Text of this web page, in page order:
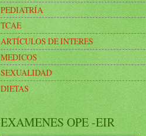
PEDIATRÍA
TCAE
ARTÍCULOS DE INTERES
MEDICOS
SEXUALIDAD
DIETAS
EXAMENES OPE -EIR